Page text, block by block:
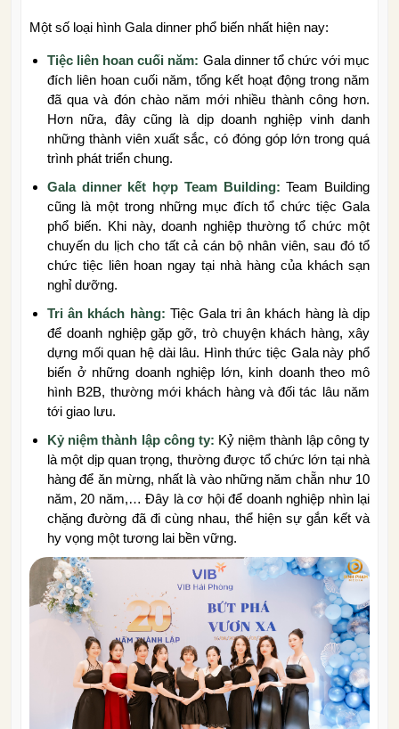
Một số loại hình Gala dinner phổ biến nhất hiện nay:
Tiệc liên hoan cuối năm: Gala dinner tổ chức với mục
đích liên hoan cuối năm, tổng kết hoạt động trong năm
đã qua và đón chào năm mới nhiều thành công hơn.
Hơn nữa, đây cũng là dịp doanh nghiệp vinh danh
những thành viên xuất sắc, có đóng góp lớn trong quá
trình phát triển chung.
Gala dinner kết hợp Team Building: Team Building
cũng là một trong những mục đích tổ chức tiệc Gala
phổ biến. Khi này, doanh nghiệp thường tổ chức một
chuyến du lịch cho tất cả cán bộ nhân viên, sau đó tổ
chức tiệc liên hoan ngay tại nhà hàng của khách sạn
nghỉ dưỡng.
Tri ân khách hàng: Tiệc Gala tri ân khách hàng là dịp
để doanh nghiệp gặp gỡ, trò chuyện khách hàng, xây
dựng mối quan hệ dài lâu. Hình thức tiệc Gala này phổ
biến ở những doanh nghiệp lớn, kinh doanh theo mô
hình B2B, thường mới khách hàng và đối tác lâu năm
tới giao lưu.
Kỷ niệm thành lập công ty: Kỷ niệm thành lập công ty
là một dịp quan trọng, thường được tổ chức lớn tại nhà
hàng để ăn mừng, nhất là vào những năm chẵn như 10
năm, 20 năm,… Đây là cơ hội để doanh nghiệp nhìn lại
chặng đường đã đi cùng nhau, thể hiện sự gắn kết và
hy vọng một tương lai bền vững.